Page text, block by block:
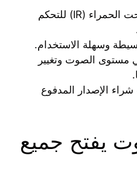
يدعم تقنية الأشعة تحت الحمراء (IR) للتحكم
وسهلة الاستخدام.
مستوى الصوت وتغيير
شراء الإصدار المدفوع
يفتح جميع